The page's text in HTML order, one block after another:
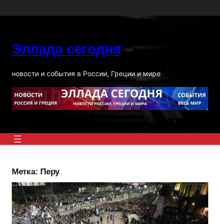
к
Эллада сегодня
новости и события в России, Греции и мире
Метка: Перу